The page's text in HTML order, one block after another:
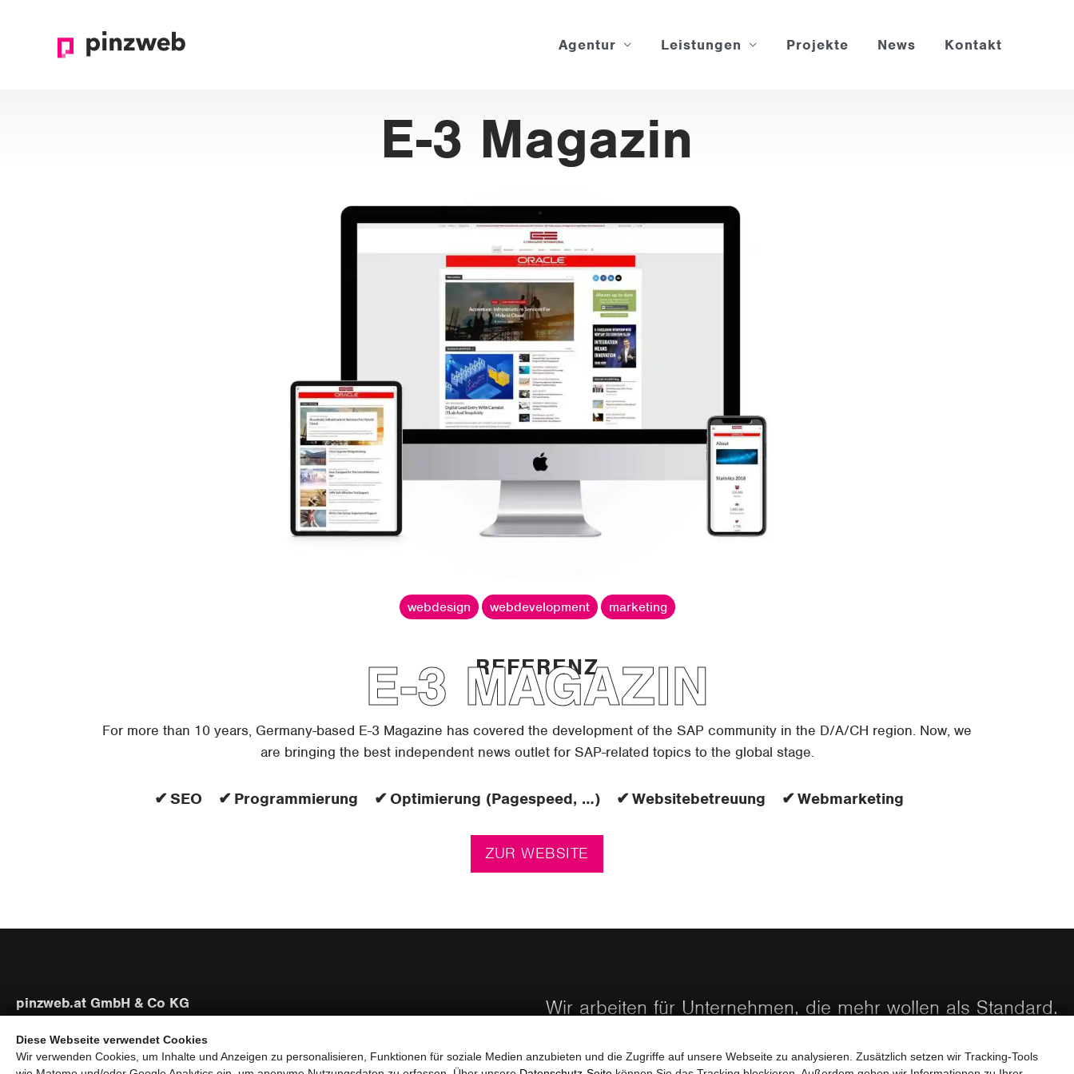
Diese Webseite verwendet Cookies
Wir verwenden Cookies, um Inhalte und Anzeigen zu personalisieren, Funktionen für soziale Medien anzubieten und die Zugriffe auf unsere Webseite zu analysieren. Zusätzlich setzen wir Tracking-Tools
Agentur Leistungen Projekte News Kontakt
E-3 Magazin
webdesign webdevelopment marketing
E-3 MAGAZIN
For more than 10 years, Germany-based E-3 Magazine has covered the development of the SAP community in the D/A/CH region. Now, we
are bringing the best independent news outlet for SAP-related topics to the global stage.
SEO Programmierung Optimierung (Pagespeed, …) Websitebetreuung Webmarketing
ZUR WEBSITE
pinzweb.at GmbH & Co KG
Rögergasse 36/6, 1090 Wien
Wir arbeiten für Unternehmen, die mehr wollen als Standard.
STARTEN SIE IHR PROJEKT